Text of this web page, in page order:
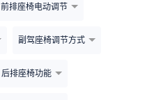
前排座椅电动调节
副驾座椅调节方式
后排座椅功能